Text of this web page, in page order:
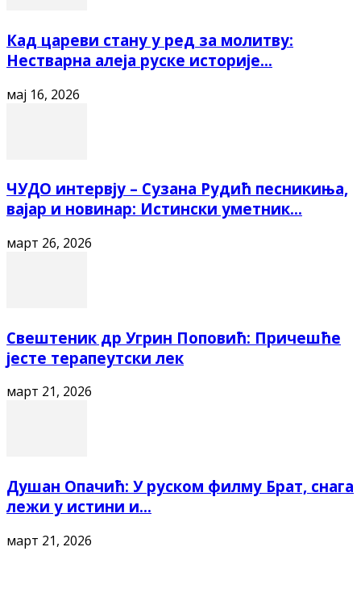
Кад цареви стану у ред за молитву:
Нестварна алеја руске историје...
мај 16, 2026
ЧУДО интервју – Сузана Рудић песникиња,
вајар и новинар: Истински уметник...
март 26, 2026
Свештеник др Угрин Поповић: Причешће
јесте терапеутски лек
март 21, 2026
Душан Опачић: У руском филму Брат, снага
лежи у истини и...
март 21, 2026